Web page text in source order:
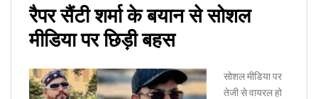
रैपर सैंटी शर्मा के बयान से सोशल
मीडिया पर छिड़ी बहस
सोशल मीडिया पर
तेजी से वायरल हो